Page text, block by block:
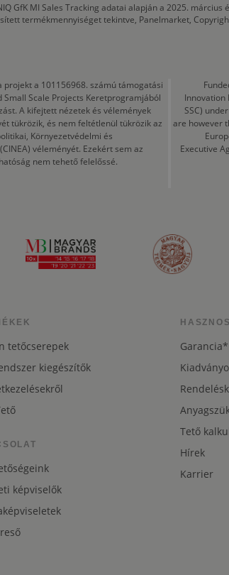
GfK MI Sales Tracking adatai alapján a 2025.
termékmennyiséget tekintve, Panelmarket,
a 101156968. számú támogatási
Scale Projects Keretprogramjából
A kifejtett nézetek és vélemények
tükrözik, és nem feltétlenül tükrözik az
Környezetvédelmi és
véleményét. Ezekért sem az
nem tehető felelőssé.
Innovation
SSC)
are however
Executive
tetőcserepek
kiegészítők
képviselők
Garancia*
Tető
Hírek
Karrier